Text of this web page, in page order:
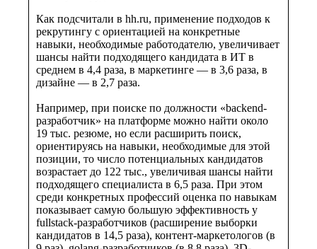
Как подсчитали в hh.ru, применение подходов к
рекрутингу с ориентацией на конкретные
навыки, необходимые работодателю, увеличивает
шансы найти подходящего кандидата в ИТ в
среднем в 4,4 раза, в маркетинге — в 3,6 раза, в
дизайне — в 2,7 раза.
Например, при поиске по должности «backend-
разработчик» на платформе можно найти около
19 тыс. резюме, но если расширить поиск,
ориентируясь на навыки, необходимые для этой
позиции, то число потенциальных кандидатов
возрастает до 122 тыс., увеличивая шансы найти
подходящего специалиста в 6,5 раза. При этом
среди конкретных профессий оценка по навыкам
показывает самую большую эффективность у
fullstack-разработчиков (расширение выборки
кандидатов в 14,5 раза), контент-маркетологов (в